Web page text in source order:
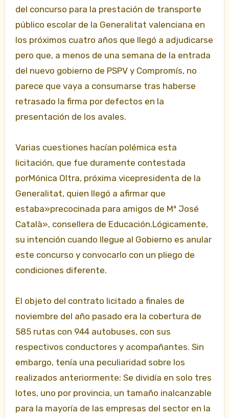
del concurso para la prestación de transporte
público escolar de la Generalitat valenciana en
los próximos cuatro años que llegó a adjudicarse
pero que, a menos de una semana de la entrada
del nuevo gobierno de PSPV y Compromís, no
parece que vaya a consumarse tras haberse
retrasado la firma por defectos en la
presentación de los avales.
Varias cuestiones hacían polémica esta
licitación, que fue duramente contestada
porMónica Oltra, próxima vicepresidenta de la
Generalitat, quien llegó a afirmar que
estaba»precocinada para amigos de Mª José
Català», consellera de Educación.Lógicamente,
su intención cuando llegue al Gobierno es anular
este concurso y convocarlo con un pliego de
condiciones diferente.
El objeto del contrato licitado a finales de
noviembre del año pasado era la cobertura de
585 rutas con 944 autobuses, con sus
respectivos conductores y acompañantes. Sin
embargo, tenía una peculiaridad sobre los
realizados anteriormente: Se dividía en solo tres
lotes, uno por provincia, un tamaño inalcanzable
para la mayoría de las empresas del sector en la